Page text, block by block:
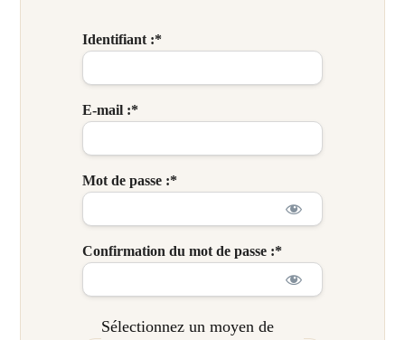
Identifiant :*
E-mail :*
Mot de passe :*
Confirmation du mot de passe :*
Sélectionnez un moyen de